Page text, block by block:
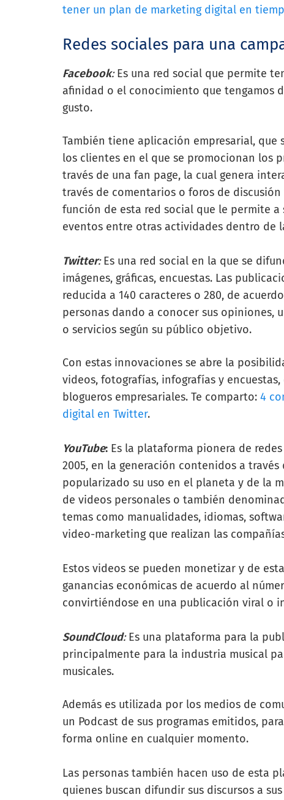
tener un plan de marketing digital en
Redes sociales para una
Facebook:Es una red social que permite
afinidad o el conocimiento que tengamos
gusto.
También tiene aplicación empresarial,
los clientes en el que se promocionan los
través de una fan page, la cual genera
través de comentarios o foros de
función de esta red social que le permite
eventos entre otras actividades dentro de
Twitter:Es una red social en la que se
imágenes, gráficas, encuestas. Las
reducida a 140 caracteres o 280, de
personas dando a conocer sus opiniones,
o servicios según su público objetivo.
Con estas innovaciones se abre la
videos, fotografías, infografías y
blogueros empresariales. Te comparto: 4
digital en Twitter.
YouTube: Es la plataforma pionera de
2005, en la generación contenidos a
popularizado su uso en el planeta y de la
de videos personales o también
temas como manualidades, idiomas,
video-marketing que realizan las
Estos videos se pueden monetizar y de
ganancias económicas de acuerdo al
convirtiéndose en una publicación viral o
SoundCloud:Es una plataforma para la
principalmente para la industria musical
musicales.
Además es utilizada por los medios de
un Podcast de sus programas emitidos,
forma online en cualquier momento.
Las personas también hacen uso de esta
quienes buscan difundir sus discursos a